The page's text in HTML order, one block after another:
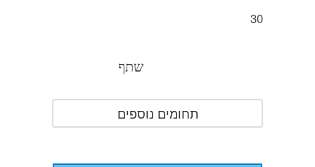
30
שתף
תחומים נוספים